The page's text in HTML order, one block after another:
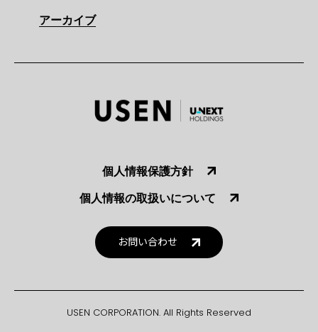
アーカイブ
個人情報保護方針
個人情報の取扱いについて
お問い合わせ
USEN CORPORATION. All Rights Reserved